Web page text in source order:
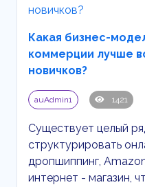
Какая бизнес-
коммерции лучше
новичков?
auAdmin1 1421
Существует целый
структурировать
дропшиппинг,
интернет - магазин,